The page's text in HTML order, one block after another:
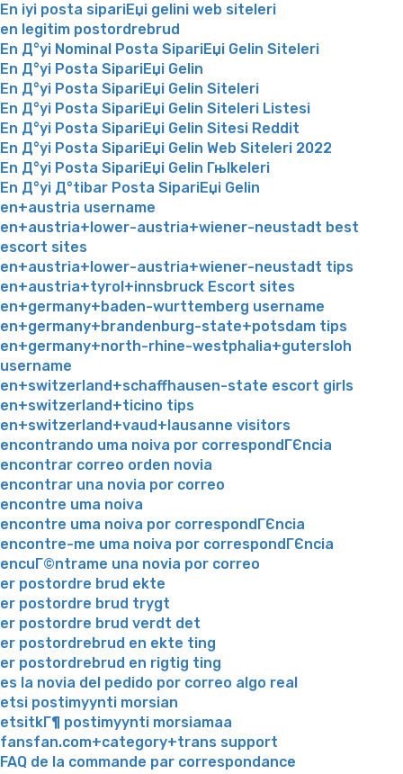
En iyi posta sipariЕџi gelini web siteleri
en legitim postordrebrud
En Д°yi Nominal Posta SipariЕџi Gelin Siteleri
En Д°yi Posta SipariЕџi Gelin
En Д°yi Posta SipariЕџi Gelin Siteleri
En Д°yi Posta SipariЕџi Gelin Siteleri Listesi
En Д°yi Posta SipariЕџi Gelin Sitesi Reddit
En Д°yi Posta SipariЕџi Gelin Web Siteleri 2022
En Д°yi Posta SipariЕџi Gelin Гњlkeleri
En Д°yi Д°tibar Posta SipariЕџi Gelin
en+austria username
en+austria+lower-austria+wiener-neustadt best
escort sites
en+austria+lower-austria+wiener-neustadt tips
en+austria+tyrol+innsbruck Escort sites
en+germany+baden-wurttemberg username
en+germany+brandenburg-state+potsdam tips
en+germany+north-rhine-westphalia+gutersloh
username
en+switzerland+schaffhausen-state escort girls
en+switzerland+ticino tips
en+switzerland+vaud+lausanne visitors
encontrando uma noiva por correspondГЄncia
encontrar correo orden novia
encontrar una novia por correo
encontre uma noiva
encontre uma noiva por correspondГЄncia
encontre-me uma noiva por correspondГЄncia
encuГ©ntrame una novia por correo
er postordre brud ekte
er postordre brud trygt
er postordre brud verdt det
er postordrebrud en ekte ting
er postordrebrud en rigtig ting
es la novia del pedido por correo algo real
etsi postimyynti morsian
etsitkГ¶ postimyynti morsiamaa
fansfan.com+category+trans support
FAQ de la commande par correspondance